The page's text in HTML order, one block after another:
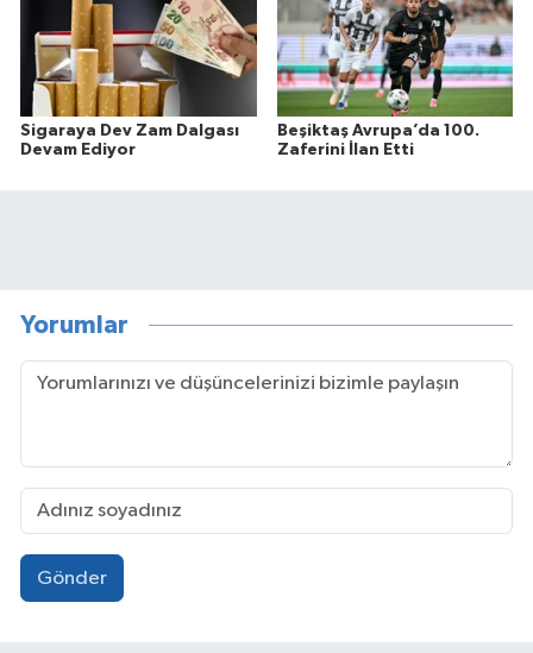
Sigaraya Dev Zam Dalgası
Devam Ediyor
Beşiktaş Avrupa’da 100.
Zaferini İlan Etti
Yorumlar
Gönder